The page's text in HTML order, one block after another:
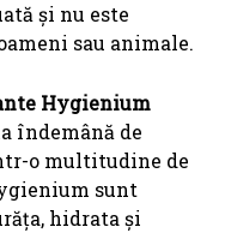
și nu este
sau animale.
Hygienium
îndemână de
o multitudine de
sunt
hidrata și